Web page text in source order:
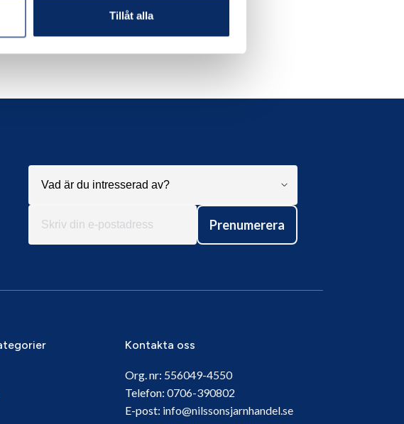
Tillåt alla
Prenumerera
Kontakta oss
Org. nr: 556049-4550
Telefon: 0706-390802
E-post: info@nilssonsjarnhandel.se